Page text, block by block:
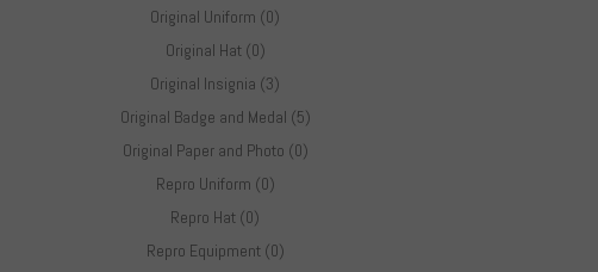
Original Uniform (0)
Original Hat (0)
Original Insignia (3)
Original Badge and Medal (5)
Original Paper and Photo (0)
Repro Uniform (0)
Repro Hat (0)
Repro Equipment (0)